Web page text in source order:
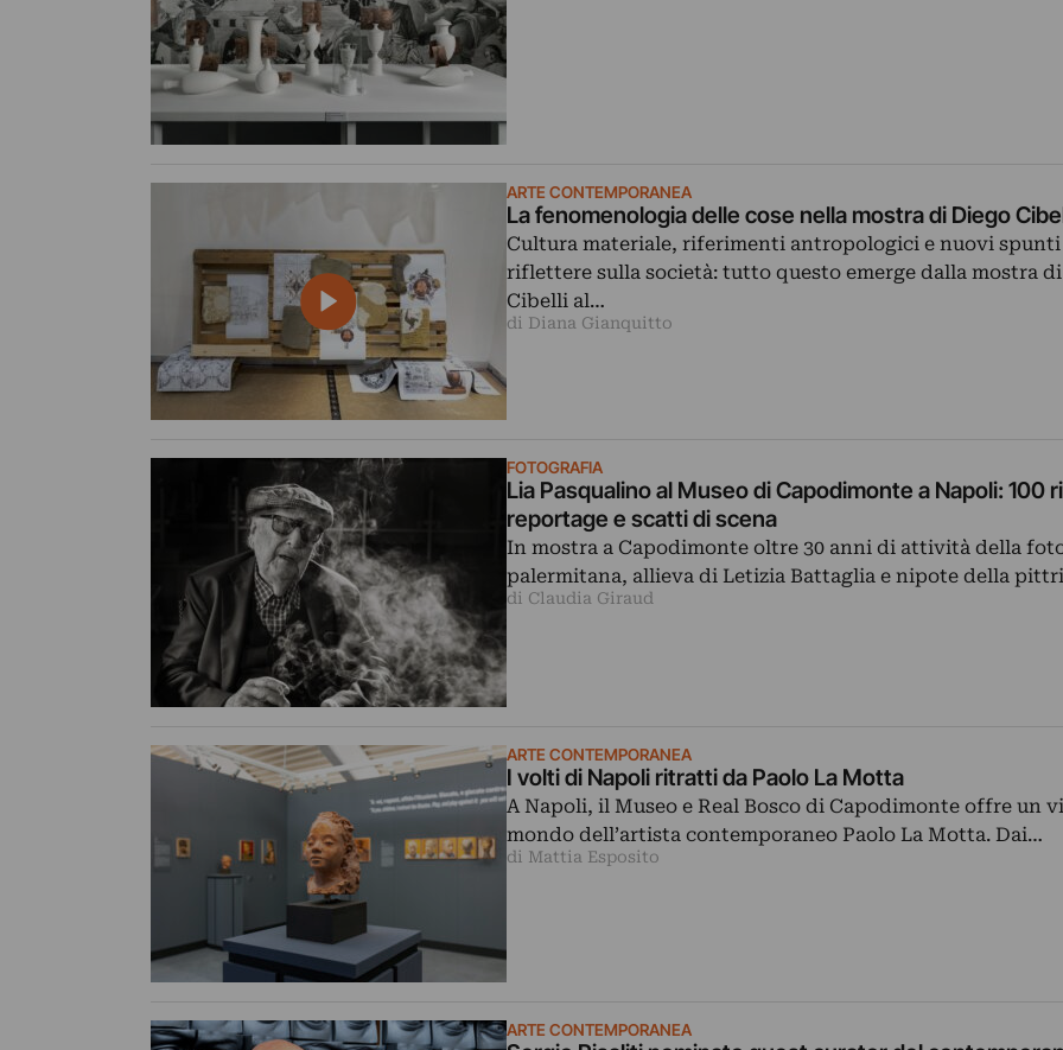
ARTE CONTEMPORANEA
La fenomenologia delle cose nella mostra di Diego
Cultura materiale, riferimenti antropologici e nuovi
riflettere sulla società: tutto questo emerge dalla mostra
Cibelli al…
di Diana Gianquitto
FOTOGRAFIA
Lia Pasqualino al Museo di Capodimonte a Napoli: 100
reportage e scatti di scena
In mostra a Capodimonte oltre 30 anni di attività della
palermitana, allieva di Letizia Battaglia e nipote della
di Claudia Giraud
ARTE CONTEMPORANEA
I volti di Napoli ritratti da Paolo La Motta
A Napoli, il Museo e Real Bosco di Capodimonte offre un
mondo dell’artista contemporaneo Paolo La Motta. Dai…
di Mattia Esposito
ARTE CONTEMPORANEA